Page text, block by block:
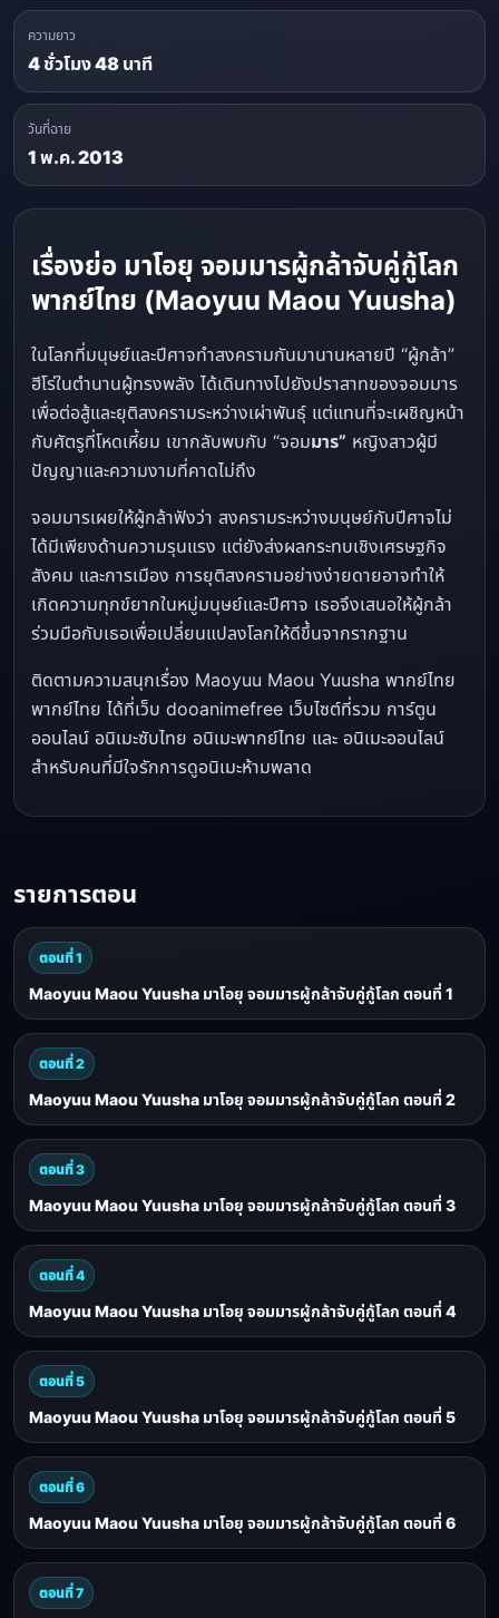
ความยาว
4 ชั่วโมง 48 นาที
วันที่ฉาย
1 พ.ค. 2013
เรื่องย่อ มาโอยุ จอมมารผู้กล้าจับคู่กู้โลก
พากย์ไทย (Maoyuu Maou Yuusha)
ในโลกที่มนุษย์และปีศาจทำสงครามกันมานานหลายปี “ผู้กล้า”
ฮีโร่ในตำนานผู้ทรงพลัง ได้เดินทางไปยังปราสาทของจอมมาร
เพื่อต่อสู้และยุติสงครามระหว่างเผ่าพันธุ์ แต่แทนที่จะเผชิญหน้า
กับศัตรูที่โหดเหี้ยม เขากลับพบกับ “จอมมาร” หญิงสาวผู้มี
ปัญญาและความงามที่คาดไม่ถึง
จอมมารเผยให้ผู้กล้าฟังว่า สงครามระหว่างมนุษย์กับปีศาจไม่
ได้มีเพียงด้านความรุนแรง แต่ยังส่งผลกระทบเชิงเศรษฐกิจ
สังคม และการเมือง การยุติสงครามอย่างง่ายดายอาจทำให้
เกิดความทุกข์ยากในหมู่มนุษย์และปีศาจ เธอจึงเสนอให้ผู้กล้า
ร่วมมือกับเธอเพื่อเปลี่ยนแปลงโลกให้ดีขึ้นจากรากฐาน
ติดตามความสนุกเรื่อง Maoyuu Maou Yuusha พากย์ไทย
พากย์ไทย ได้ที่เว็บ dooanimefree เว็บไซต์ที่รวม การ์ตูน
ออนไลน์ อนิเมะซับไทย อนิเมะพากย์ไทย และ อนิเมะออนไลน์
สำหรับคนที่มีใจรักการดูอนิเมะห้ามพลาด
รายการตอน
ตอนที่ 1
Maoyuu Maou Yuusha มาโอยุ จอมมารผู้กล้าจับคู่กู้โลก ตอนที่ 1
ตอนที่ 2
Maoyuu Maou Yuusha มาโอยุ จอมมารผู้กล้าจับคู่กู้โลก ตอนที่ 2
ตอนที่ 3
Maoyuu Maou Yuusha มาโอยุ จอมมารผู้กล้าจับคู่กู้โลก ตอนที่ 3
ตอนที่ 4
Maoyuu Maou Yuusha มาโอยุ จอมมารผู้กล้าจับคู่กู้โลก ตอนที่ 4
ตอนที่ 5
Maoyuu Maou Yuusha มาโอยุ จอมมารผู้กล้าจับคู่กู้โลก ตอนที่ 5
ตอนที่ 6
Maoyuu Maou Yuusha มาโอยุ จอมมารผู้กล้าจับคู่กู้โลก ตอนที่ 6
ตอนที่ 7